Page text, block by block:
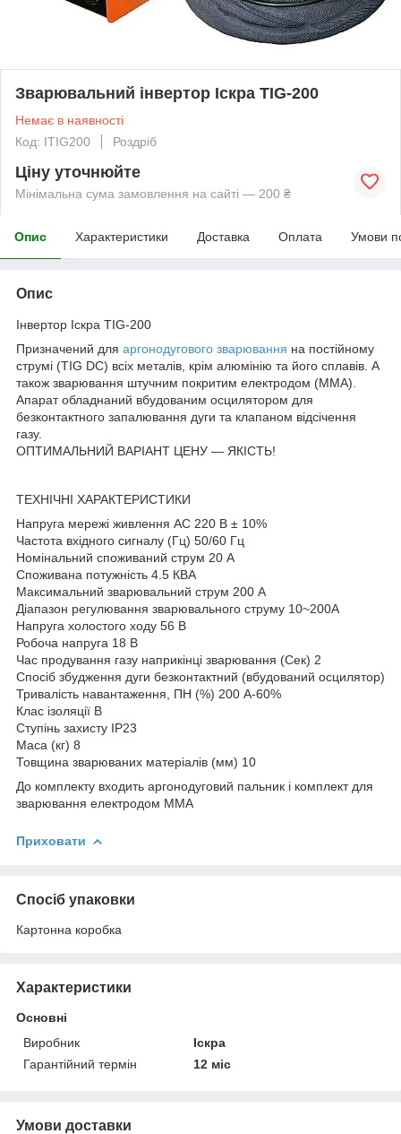
Зварювальний інвертор Іскра TIG-200
Немає в наявності
Код: ITIG200
Роздріб
Ціну уточнюйте
Мінімальна сума замовлення на сайті — 200 ₴
Опис Характеристики Доставка Оплата Умови
Опис
Інвертор Іскра TIG-200
Призначений для аргонодугового зварювання на постійному
струмі (TIG DC) всіх металів, крім алюмінію та його сплавів. А
також зварювання штучним покритим електродом (ММА).
Апарат обладнаний вбудованим осцилятором для
безконтактного запалювання дуги та клапаном відсічення
газу.
ОПТИМАЛЬНИЙ ВАРІАНТ ЦЕНУ — ЯКІСТЬ!
ТЕХНІЧНІ ХАРАКТЕРИСТИКИ
Напруга мережі живлення АС 220 В ± 10%
Частота вхідного сигналу (Гц) 50/60 Гц
Номінальний споживаний струм 20 А
Споживана потужність 4.5 КВА
Максимальний зварювальний струм 200 А
Діапазон регулювання зварювального струму 10~200А
Напруга холостого ходу 56 В
Робоча напруга 18 В
Час продування газу наприкінці зварювання (Сек) 2
Спосіб збудження дуги безконтактний (вбудований осцилятор)
Тривалість навантаження, ПН (%) 200 А-60%
Клас ізоляції В
Ступінь захисту IP23
Маса (кг) 8
Товщина зварюваних матеріалів (мм) 10
До комплекту входить аргонодуговий пальник і комплект для
зварювання електродом ММА
Приховати
Спосіб упаковки
Картонна коробка
Характеристики
Основні
Виробник
Іскра
Гарантійний термін
12 міс
Умови доставки